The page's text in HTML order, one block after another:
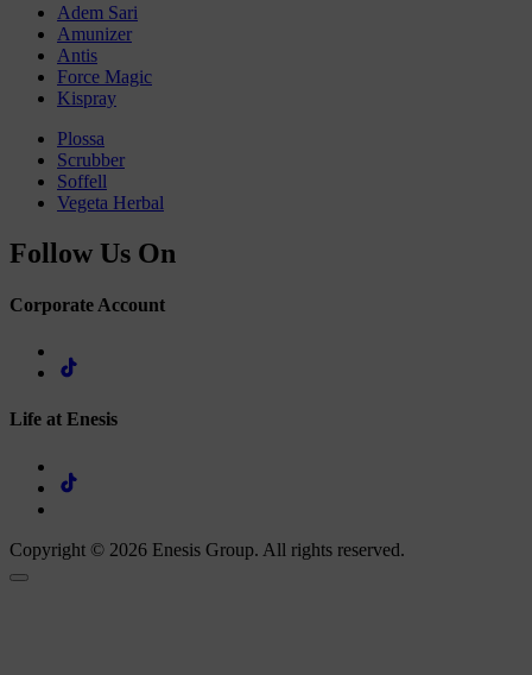
Adem Sari
Amunizer
Antis
Force Magic
Kispray
Plossa
Scrubber
Soffell
Vegeta Herbal
Follow Us On
Corporate Account
Life at Enesis
Copyright © 2026 Enesis Group. All rights reserved.